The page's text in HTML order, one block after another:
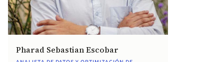
Pharad Sebastian Escobar